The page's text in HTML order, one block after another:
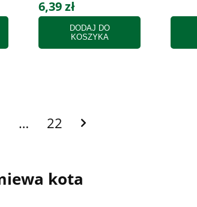
6,39 zł
DODAJ DO
KOSZYKA
… 22
kota